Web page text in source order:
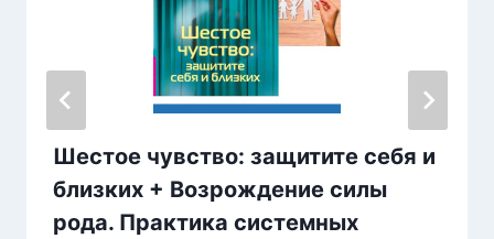
Шестое чувство: защитите себя и
близких + Возрождение силы
рода. Практика системных